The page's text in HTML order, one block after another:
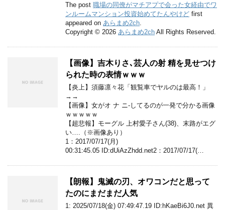
The post 職場の同僚がマチアプで会った女経由でワ
ンルームマンション投資始めてたんやけど first
appeared on あらまめ2ch
Copyright © 2026 あらまめ2ch All Rights Reserved.
【画像】吉木りさ､芸人の射 精を見せつけ
られた時の表情ｗｗｗ
【炎上】須藤凛々花「観覧車でヤルのは最高！」
→→
【画像】女がオ ナ ニ-してるのが一発で分かる画像
ｗｗｗｗｗ
【超悲報】モーグル 上村愛子さん(38)、末路がエグ
い….（※画像あり）
1：2017/07/17(月)
00:31:45.05 ID:dUiAzZhdd.net2：2017/07/17(…
【朗報】鬼滅の刃、オワコンだと思って
たのにまだまだ人気
1: 2025/07/18(金) 07:49:47.19 ID:hKaeBi6J0.net 異